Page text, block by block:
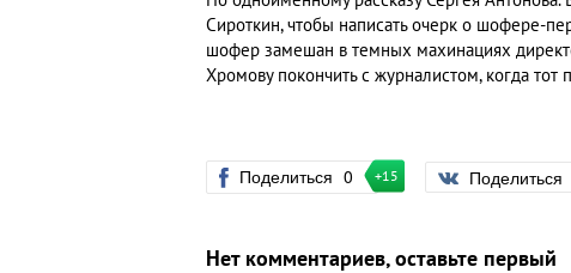
Сироткин, чтобы написать очерк о шофере-
шофер замешан в темных махинациях
Хромову покончить с журналистом, когда тот
Поделиться 0 +15 Поделиться
Нет комментариев, оставьте первый